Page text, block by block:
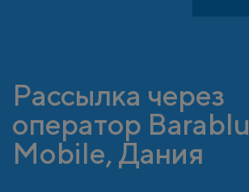
Рассылка через
оператор Barablu
Mobile, Дания